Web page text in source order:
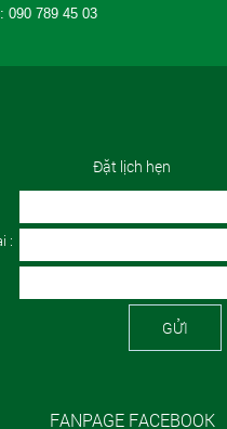
090 789 45 03
Đặt lịch hẹn
:
GỬI
FANPAGE FACEBOOK